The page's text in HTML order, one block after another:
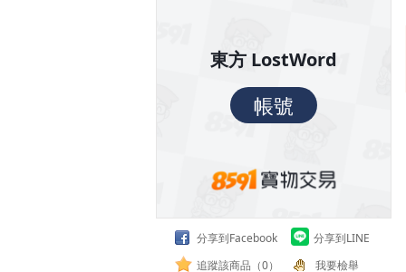
東方 LostWord
帳號
分享到Facebook
分享到LINE
追蹤該商品（0）
我要檢舉